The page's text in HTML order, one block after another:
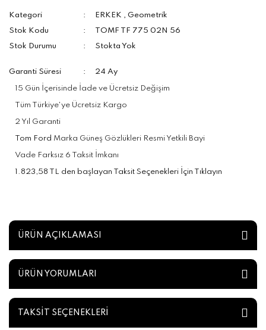
Kategori ERKEK ,Geometrik
Stok Kodu
TOMF TF 775 02N 56
Stok Durumu
Stokta Yok
Garanti Süresi 24 Ay
15 Gün İçerisinde İade ve Ücretsiz Değişim
Tüm Türkiye'ye Ücretsiz Kargo
2 Yıl Garanti
Tom Ford Marka Güneş Gözlükleri Resmi Yetkili Bayi
Vade Farksız 6 Taksit İmkanı
1.823,58 TL den başlayan Taksit Seçenekleri İçin Tıklayın
ÜRÜN AÇIKLAMASI
ÜRÜN YORUMLARI
TAKSİT SEÇENEKLERİ